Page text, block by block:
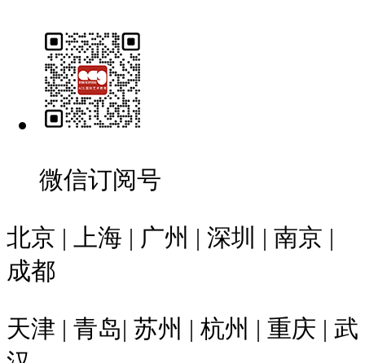
微信订阅号
北京 | 上海 | 广州 | 深圳 | 南京 |
成都
天津 | 青岛| 苏州 | 杭州 | 重庆 | 武